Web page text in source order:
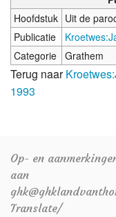
Kaarten
Overig
Verenigingsinfo
Hoofdstuk Uit de
Publicatie
Categorie
Grathem
Terug naar
1993
Op- en
aan
Translate/